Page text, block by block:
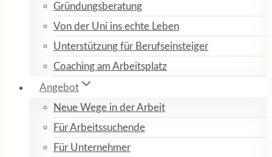
Gründungsberatung
Von der Uni ins echte Leben
Unterstützung für Berufseinsteiger
Coaching am Arbeitsplatz
Angebot
Neue Wege in der Arbeit
Für Arbeitssuchende
Für Unternehmer